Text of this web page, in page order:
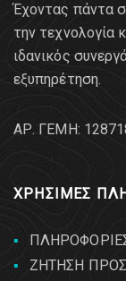
Έχοντας πάντα
την τεχνολογία
ιδανικός
εξυπηρέτηση.
AΡ. ΓΕΜΗ:
ΧΡΗΣΙΜΕΣ
ΖΗΤΗΣΗ